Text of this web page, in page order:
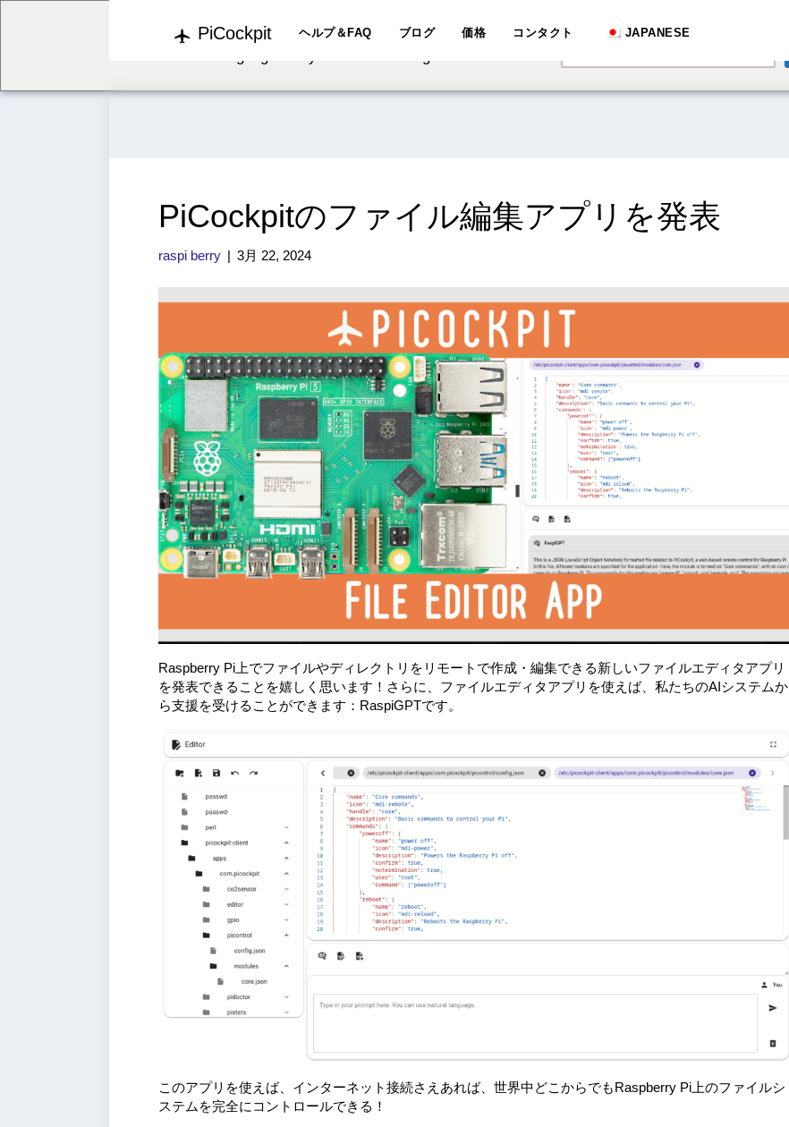
We've detected you might be speaking a different
English
PiCockpit ヘルプ＆FAQ ブログ 価格 コンタクト JAPANESE
PiCockpitのファイル編集アプリを発表
raspi berry | 3月 22, 2024
Raspberry Pi上でファイルやディレクトリをリモートで作成・編集できる新しいファイルエディタアプリ
を発表できることを嬉しく思います！さらに、ファイルエディタアプリを使えば、私たちのAIシステムか
ら支援を受けることができます：RaspiGPTです。
このアプリを使えば、インターネット接続さえあれば、世界中どこからでもRaspberry Pi上のファイルシ
ステムを完全にコントロールできる！